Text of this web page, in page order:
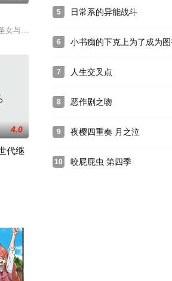
如今已成为女高中
却已经是10多年以前的事了。他现在已经
女与黑牧师#》TV动画化决定！动画由#动画工房
吕斗于学园岛入学测验以历代最佳成绩脱颖
4.0
代继
5 日常系的异能战斗
6 小书痴的下克上为了成为图书管理员不
7 人生交叉点
8 恶作剧之吻
9 夜樱四重奏 月之泣
10 咬屁屁虫 第四季